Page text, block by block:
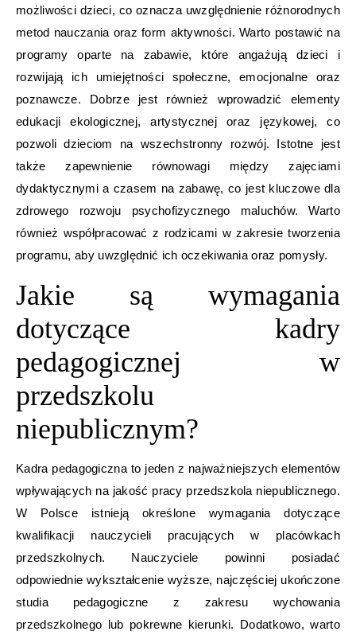
możliwości dzieci, co oznacza uwzględnienie różnorodnych
metod nauczania oraz form aktywności. Warto postawić na
programy oparte na zabawie, które angażują dzieci i
rozwijają ich umiejętności społeczne, emocjonalne oraz
poznawcze. Dobrze jest również wprowadzić elementy
edukacji ekologicznej, artystycznej oraz językowej, co
pozwoli dzieciom na wszechstronny rozwój. Istotne jest
także zapewnienie równowagi między zajęciami
dydaktycznymi a czasem na zabawę, co jest kluczowe dla
zdrowego rozwoju psychofizycznego maluchów. Warto
również współpracować z rodzicami w zakresie tworzenia
programu, aby uwzględnić ich oczekiwania oraz pomysły.
Jakie są wymagania
dotyczące kadry
pedagogicznej w
przedszkolu
niepublicznym?
Kadra pedagogiczna to jeden z najważniejszych elementów
wpływających na jakość pracy przedszkola niepublicznego.
W Polsce istnieją określone wymagania dotyczące
kwalifikacji nauczycieli pracujących w placówkach
przedszkolnych. Nauczyciele powinni posiadać
odpowiednie wykształcenie wyższe, najczęściej ukończone
studia pedagogiczne z zakresu wychowania
przedszkolnego lub pokrewne kierunki. Dodatkowo, warto